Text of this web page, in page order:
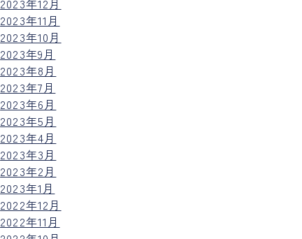
2023年12月
2023年11月
2023年10月
2023年9月
2023年8月
2023年7月
2023年6月
2023年5月
2023年4月
2023年3月
2023年2月
2023年1月
2022年12月
2022年11月